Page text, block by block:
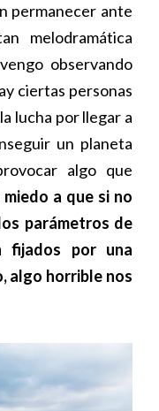
permanecer ante
melodramática
observando
ciertas personas
lucha por llegar a
un planeta
algo que
a que si no
parámetros de
fijados por una
algo horrible nos